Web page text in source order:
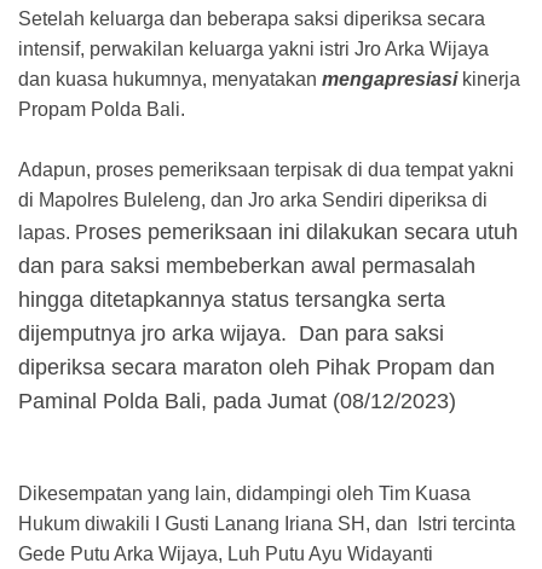
Setelah keluarga dan beberapa saksi diperiksa secara
intensif, perwakilan keluarga yakni istri Jro Arka Wijaya
dan kuasa hukumnya, menyatakan mengapresiasikinerja
Propam Polda Bali.
Adapun, proses pemeriksaan terpisak di dua tempat yakni
di Mapolres Buleleng, dan Jro arka Sendiri diperiksa di
lapas. Proses pemeriksaan ini dilakukan secara utuh
dan para saksi membeberkan awal permasalah
hingga ditetapkannya status tersangka serta
dijemputnya jro arka wijaya. Dan para saksi
diperiksa secara maraton oleh Pihak Propam dan
Paminal Polda Bali, pada Jumat (08/12/2023)
Dikesempatan yang lain, didampingi oleh Tim Kuasa
Hukum diwakili I Gusti Lanang Iriana SH, dan Istri tercinta
Gede Putu Arka Wijaya, Luh Putu Ayu Widayanti